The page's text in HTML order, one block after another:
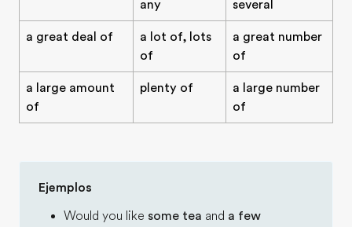
any several
a great deal of
a lot of, lots
of
a great number
of
a large amount
of
plenty of
a large number
of
Ejemplos
Would you like some tea and a few